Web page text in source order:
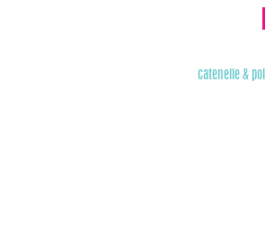
catenelle &